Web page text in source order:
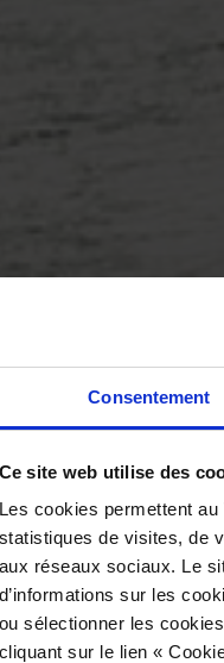
Consentement
Ce site web utilise des
Les cookies permettent
statistiques de visites, de
aux réseaux sociaux. Le
d’informations sur les
ou sélectionner les
cliquant sur le lien «